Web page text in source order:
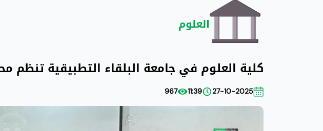
العلوم
كلية العلوم في جامعة البلقاء التطبيقية تنظم
27-10-2025
11:39
967